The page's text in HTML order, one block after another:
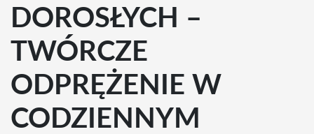
DOROSŁYCH –
TWÓRCZE
ODPRĘŻENIE W
CODZIENNYM